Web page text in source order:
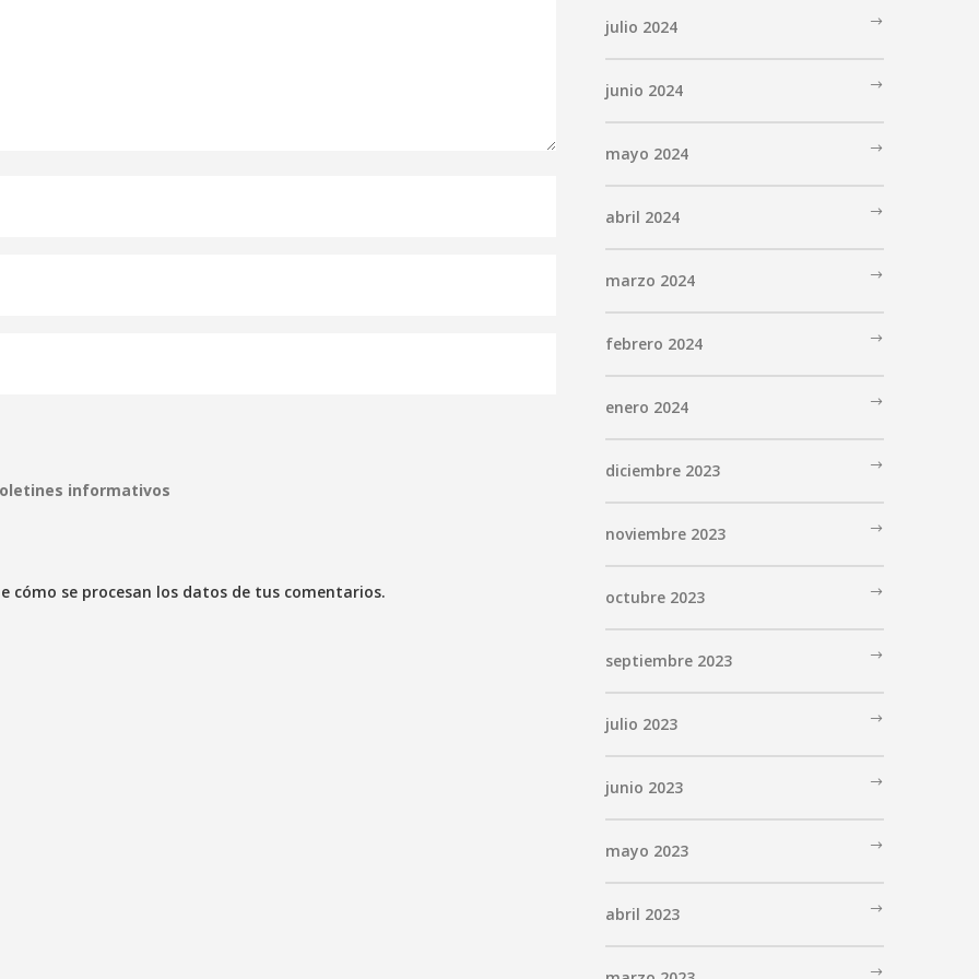
informativos
cómo se procesan los datos de tus comentarios.
julio 2024
junio 2024
mayo 2024
abril 2024
marzo 2024
febrero 2024
enero 2024
diciembre 2023
noviembre 2023
octubre 2023
septiembre 2023
julio 2023
junio 2023
mayo 2023
abril 2023